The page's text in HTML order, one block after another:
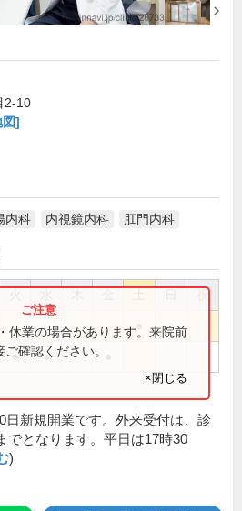
2-10
]
内科 内視鏡内科 肛門内科
祝
● ●
休業の場合があります。来院前
確認ください。
×閉じる
日新規開業です。外来受付は、診
でとなります。平日は17時30
)